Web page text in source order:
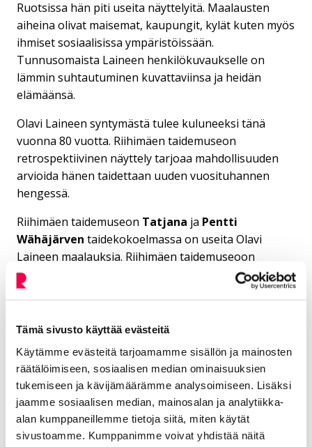
Tämä sivusto käyttää evästeitä
Käytämme evästeitä tarjoamamme sisällön ja mainosten
räätälöimiseen, sosiaalisen median ominaisuuksien
tukemiseen ja kävijämäärämme analysoimiseen. Lisäksi
jaamme sosiaalisen median, mainosalan ja analytiikka-
alan kumppaneillemme tietoja siitä, miten käytät
sivustoamme. Kumppanimme voivat yhdistää näitä
Ruotsissa hän piti useita näyttelyitä. Maalausten
aiheina olivat maisemat, kaupungit, kylät kuten myös
ihmiset sosiaalisissa ympäristöissään.
Tunnusomaista Laineen henkilökuvaukselle on
lämmin suhtautuminen kuvattaviinsa ja heidän
elämäänsä.
Olavi Laineen syntymästä tulee kuluneeksi tänä
vuonna 80 vuotta. Riihimäen taidemuseon
retrospektiivinen näyttely tarjoaa mahdollisuuden
arvioida hänen taidettaan uuden vuosituhannen
hengessä.
Riihimäen taidemuseon Tatjana ja Pentti
Wähäjärven taidekokoelmassa on useita Olavi
Laineen maalauksia. Riihimäen taidemuseoon
vuonna 1993 laajan taidekokoelman lahjoittanut
Pentti Wähäjärvi
esitti toiveen Olavi Laineen
niihin taiteilijoihin, joita Pentti Wähäjärvi tuki. Olavi
lukuisiin toivomuksiin hänen teostensa ihailijoilta.
Syksyllä 2001 julkaistu kirja ”Olen vain maalari”,
Olavi Laine(1922–1983), kertoo taiteilijan elämän
vaiheista ja taiteesta. Kirja ja näyttely yhdessä tuovat
Olavi Laineen taiteen uudelleen suuren yleisön